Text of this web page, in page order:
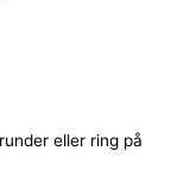
eller ring på